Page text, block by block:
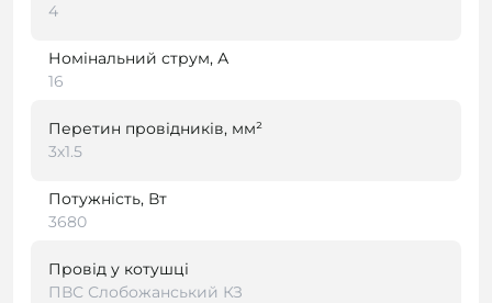
4
Номінальний струм, А
16
Перетин провідників, мм²
3х1.5
Потужність, Вт
3680
Провід у котушці
ПВС Слобожанський КЗ